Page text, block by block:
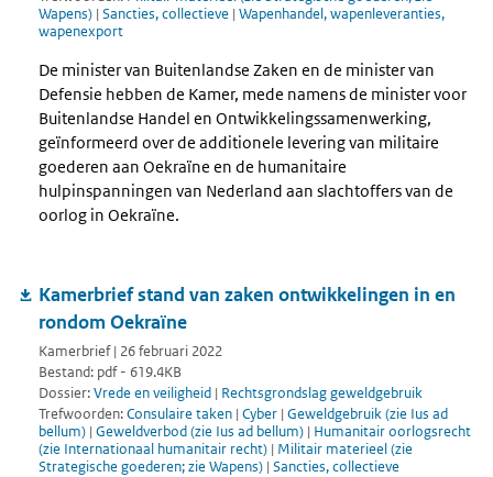
Wapens) | Sancties, collectieve | Wapenhandel, wapenleveranties,
wapenexport
De minister van Buitenlandse Zaken en de minister van
Defensie hebben de Kamer, mede namens de minister voor
Buitenlandse Handel en Ontwikkelingssamenwerking,
geïnformeerd over de additionele levering van militaire
goederen aan Oekraïne en de humanitaire
hulpinspanningen van Nederland aan slachtoffers van de
oorlog in Oekraïne.
Kamerbrief stand van zaken ontwikkelingen in en
rondom Oekraïne
Kamerbrief | 26 februari 2022
Bestand: pdf - 619.4KB
Dossier:Vrede en veiligheid | Rechtsgrondslag geweldgebruik
Trefwoorden:Consulaire taken | Cyber | Geweldgebruik (zie Ius ad
bellum) | Geweldverbod (zie Ius ad bellum) | Humanitair oorlogsrecht
(zie Internationaal humanitair recht) | Militair materieel (zie
Strategische goederen; zie Wapens) | Sancties, collectieve